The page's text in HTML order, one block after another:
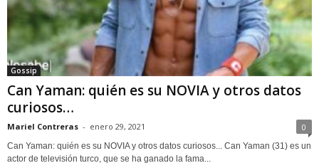
Gossip
Can Yaman: quién es su NOVIA y otros datos
curiosos…
Mariel Contreras - enero 29, 2021 0
Can Yaman: quién es su NOVIA y otros datos curiosos... Can Yaman (31) es un
actor de televisión turco, que se ha ganado la fama...